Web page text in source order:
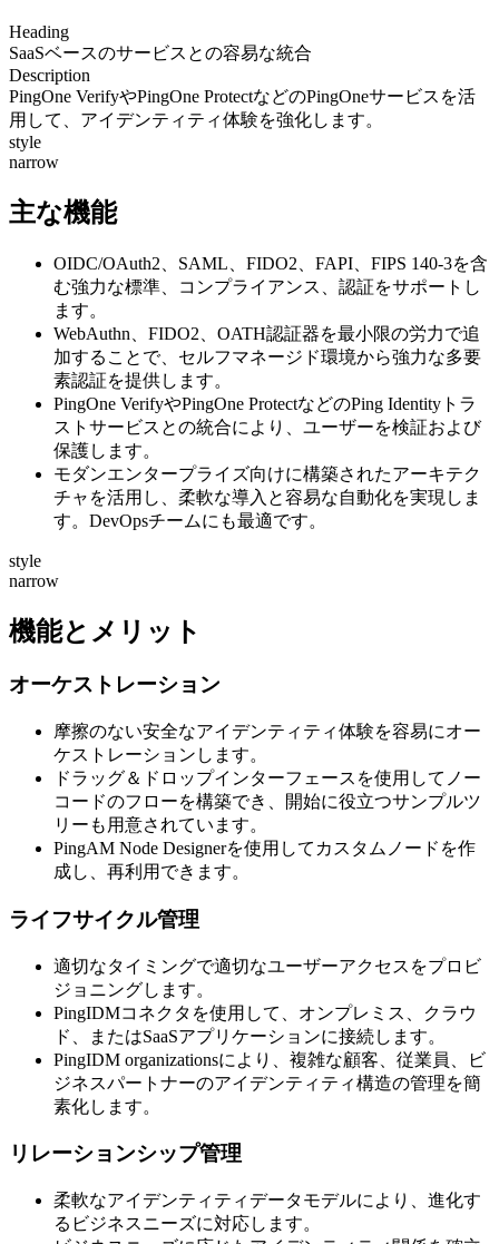
Heading
SaaSベースのサービスとの容易な統合
Description
PingOne VerifyやPingOne ProtectなどのPingOneサービスを活
用して、アイデンティティ体験を強化します。
style
narrow
主な機能
OIDC/OAuth2、SAML、FIDO2、FAPI、FIPS 140-3を含
む強力な標準、コンプライアンス、認証をサポートし
ます。
WebAuthn、FIDO2、OATH認証器を最小限の労力で追
加することで、セルフマネージド環境から強力な多要
素認証を提供します。
PingOne VerifyやPingOne ProtectなどのPing Identityトラ
ストサービスとの統合により、ユーザーを検証および
保護します。
モダンエンタープライズ向けに構築されたアーキテク
チャを活用し、柔軟な導入と容易な自動化を実現しま
す。DevOpsチームにも最適です。
style
narrow
機能とメリット
オーケストレーション
摩擦のない安全なアイデンティティ体験を容易にオー
ケストレーションします。
ドラッグ＆ドロップインターフェースを使用してノー
コードのフローを構築でき、開始に役立つサンプルツ
リーも用意されています。
PingAM Node Designerを使用してカスタムノードを作
成し、再利用できます。
ライフサイクル管理
適切なタイミングで適切なユーザーアクセスをプロビ
ジョニングします。
PingIDMコネクタを使用して、オンプレミス、クラウ
ド、またはSaaSアプリケーションに接続します。
PingIDM organizationsにより、複雑な顧客、従業員、ビ
ジネスパートナーのアイデンティティ構造の管理を簡
素化します。
リレーションシップ管理
柔軟なアイデンティティデータモデルにより、進化す
るビジネスニーズに対応します。